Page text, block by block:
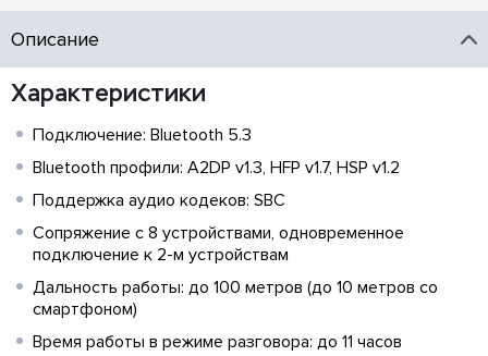
Описание
Характеристики
Подключение: Bluetooth 5.3
Bluetooth профили: A2DP v1.3, HFP v1.7, HSP v1.2
Поддержка аудио кодеков: SBC
Сопряжение с 8 устройствами, одновременное
подключение к 2-м устройствам
Дальность работы: до 100 метров (до 10 метров со
смартфоном)
Время работы в режиме разговора: до 11 часов